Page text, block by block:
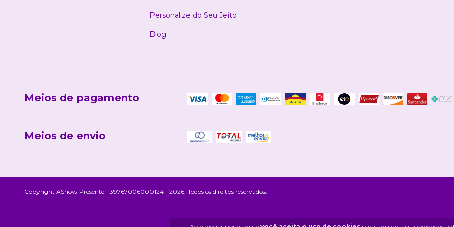
Personalize do Seu Jeito
Blog
Meios de pagamento
Meios de envio
Copyright AShow Presente - 39767006000124 - 2026. Todos os direitos reservados.